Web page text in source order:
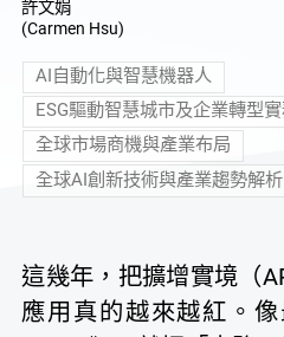
許文娟
(Carmen Hsu)
AI自動化與智慧機器人
ESG驅動智慧城市及企業轉型
全球市場商機與產業布局
全球AI創新技術與產業趨勢解析
這幾年，把擴增實境（
應用真的越來越紅。